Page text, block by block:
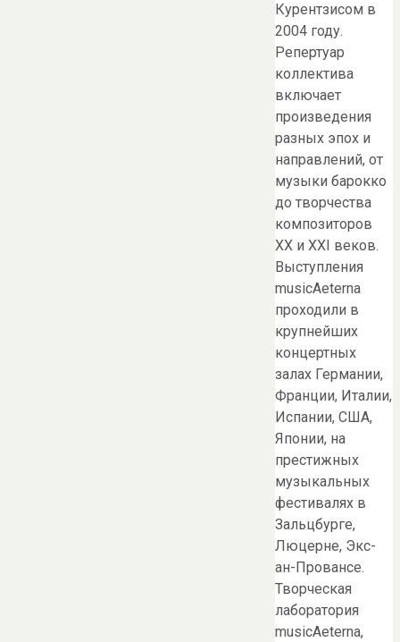
Курентзисом в
2004 году.
Репертуар
коллектива
включает
произведения
разных эпох и
направлений, от
музыки барокко
до творчества
композиторов
ХХ и ХХI веков.
Выступления
musicAeterna
проходили в
крупнейших
концертных
залах Германии,
Франции, Италии,
Испании, США,
Японии, на
престижных
музыкальных
фестивалях в
Зальцбурге,
Люцерне, Экс-
ан-Провансе.
Творческая
лаборатория
musicAeterna,